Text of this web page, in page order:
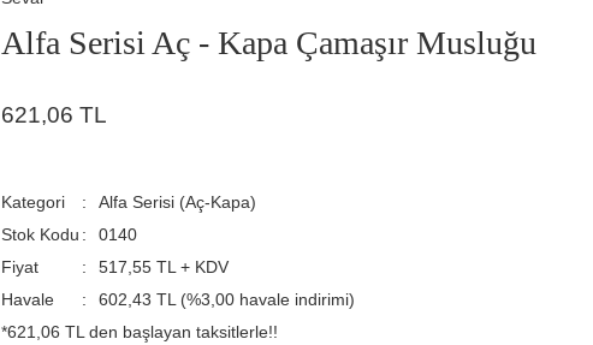
Alfa Serisi Aç - Kapa Çamaşır Musluğu
621,06 TL
Kategori
Alfa Serisi (Aç-Kapa)
Stok Kodu
0140
Fiyat
517,55 TL + KDV
Havale
602,43 TL (%3,00 havale indirimi)
*621,06 TL den başlayan taksitlerle!!